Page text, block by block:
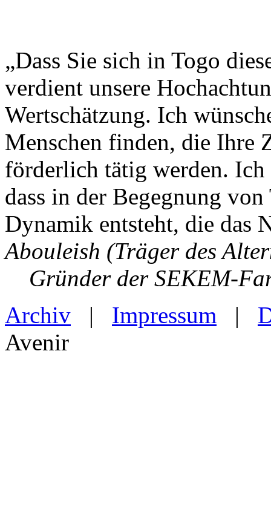
„Dass Sie sich in Togo
verdient unsere
Wertschätzung. Ich
Menschen finden, die Ihre
förderlich tätig werden.
dass in der Begegnung
Dynamik entsteht, die das
Abouleish (Träger des
Gründer der SEKEM-
Archiv | Impressum |
Avenir